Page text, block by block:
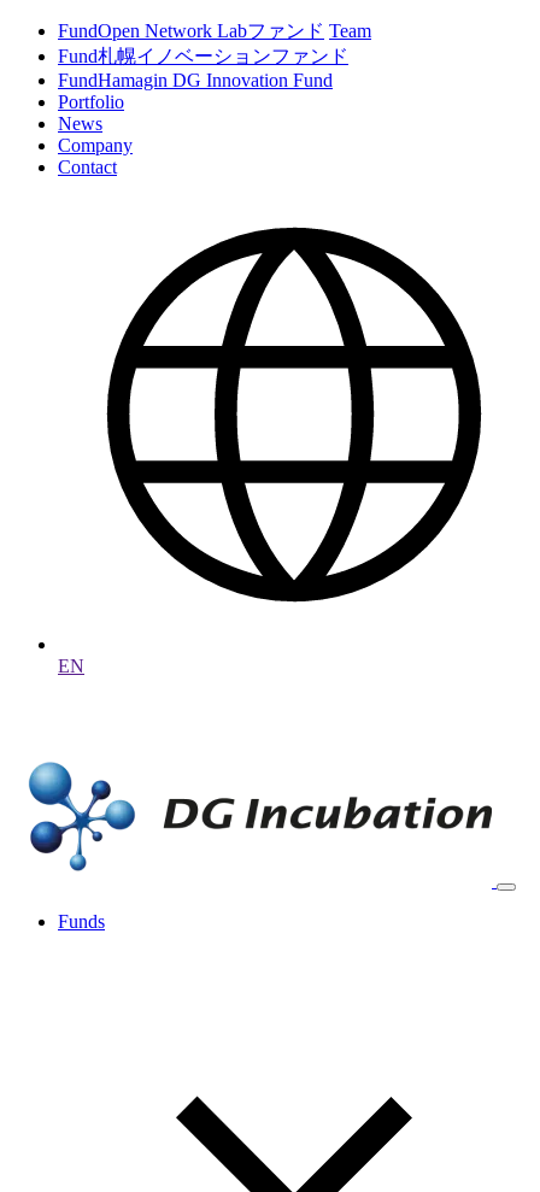
FundOpen Network Labファンド Team
Fund札幌イノベーションファンド
FundHamagin DG Innovation Fund
Portfolio
News
Company
Contact
EN
Funds